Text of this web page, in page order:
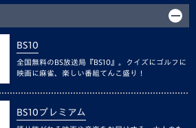
BS10
全国無料のBS放送局『BS10』。クイズにゴルフに
映画に麻雀、楽しい番組てんこ盛り！
BS10プレミアム